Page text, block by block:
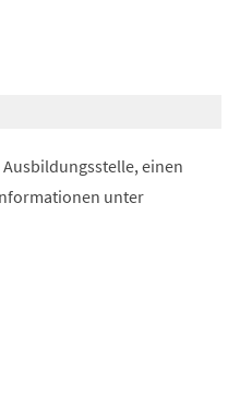
einen
unter